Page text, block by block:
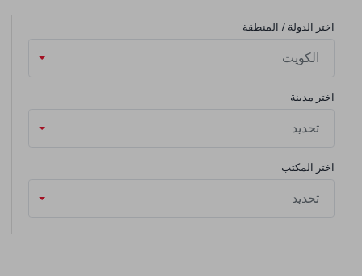
اختر الدولة / المنطقة
الكويت
اختر مدينة
تحديد
اختر المكتب
تحديد